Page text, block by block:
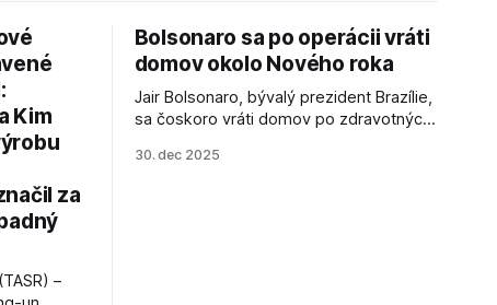
Kim
za
–
Bolsonaro sa po operácii vráti
domov okolo Nového roka
Jair Bolsonaro, bývalý prezident Brazílie,
sa čoskoro vráti domov po zdravotných
30. dec 2025